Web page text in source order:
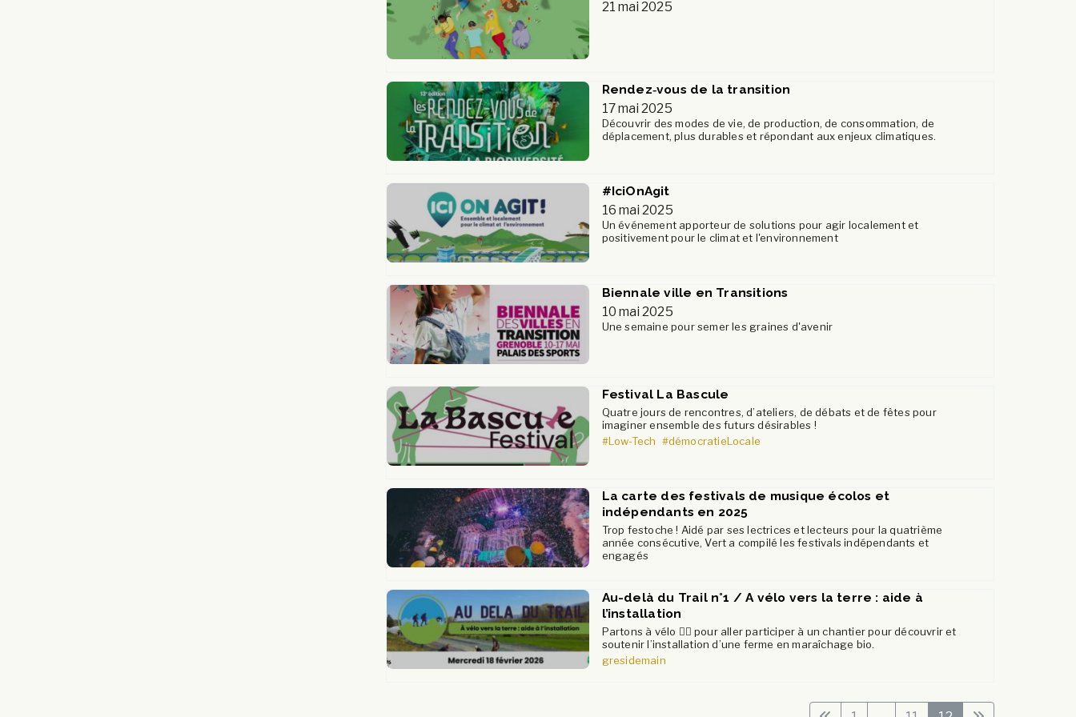
21 mai 2025
Rendez‑vous de la transition
17 mai 2025
Découvrir des modes de vie, de production, de consommation, de
déplacement, plus durables et répondant aux enjeux climatiques.
#IciOnAgit
16 mai 2025
Un événement apporteur de solutions pour agir localement et
positivement pour le climat et l'environnement
Biennale ville en Transitions
10 mai 2025
Une semaine pour semer les graines d'avenir
Festival La Bascule
Quatre jours de rencontres, d’ateliers, de débats et de fêtes pour
imaginer ensemble des futurs désirables !
#Low-Tech #démocratieLocale
La carte des festivals de musique écolos et
indépendants en 2025
Trop festoche ! Aidé par ses lectrices et lecteurs pour la quatrième
année consécutive, Vert a compilé les festivals indépendants et
engagés
Au-delà du Trail n°1 / A vélo vers la terre : aide à
l’installation
Partons à vélo 🚴‍♂️ pour aller participer à un chantier pour découvrir et
soutenir l’installation d’une ferme en maraîchage bio.
gresidemain